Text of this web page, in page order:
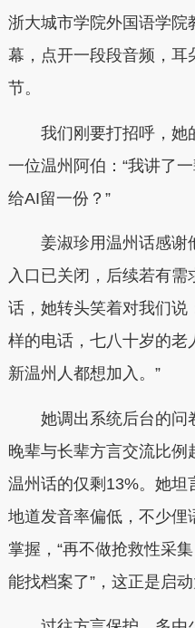
浙大城市学院外国语学院
幕，点开一段段音频，耳
节。
我们刚要打招呼，她
一位温州阿伯：“我讲了
给AI留一份？”
姜淑珍用温州话感谢
入口已关闭，后续若有
话，她转头笑着对我们说
样的电话，七八十岁的老
新温州人都想加入。”
她调出系统后台的问
晚辈与长辈方言交流比
温州话的仅剩13%。她坦
地道发音率偏低，不少俚
掌握，“再不做抢救性采
能找档案了”，这正是启